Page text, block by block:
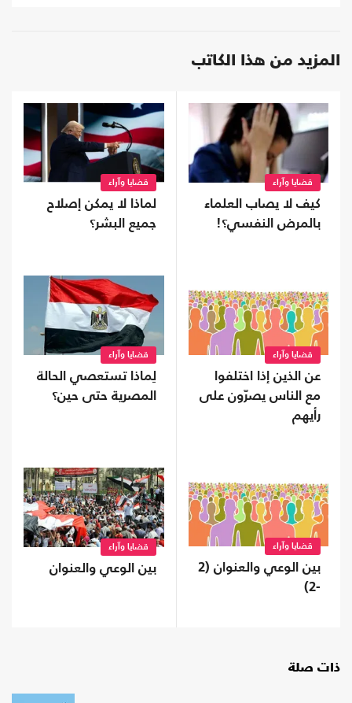
المزيد من هذا الكاتب
قضايا وآراء
كيف لا يصاب العلماء
بالمرض النفسي؟!
قضايا وآراء
لماذا لا يمكن إصلاح
جميع البشر؟
قضايا وآراء
عن الذين إذا اختلفوا
مع الناس يصرّون على
رأيهم
قضايا وآراء
لِماذا تستعصي الحالة
المصرية حتى حين؟
قضايا وآراء
بين الوعي والعنوان (2
-2)
قضايا وآراء
بين الوعي والعنوان
ذات صلة